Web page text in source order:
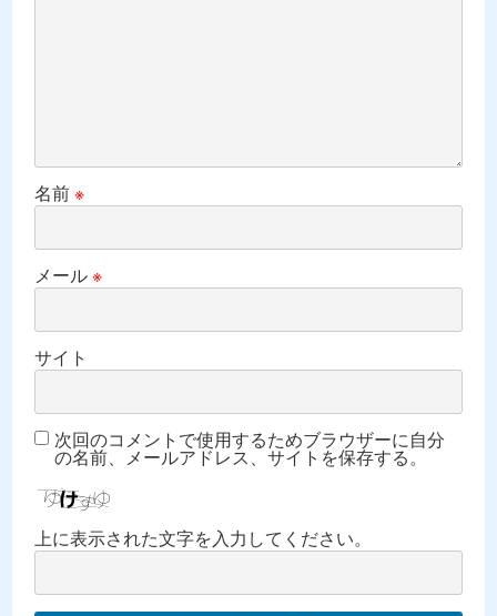
名前※
メール※
サイト
次回のコメントで使用するためブラウザーに自分
の名前、メールアドレス、サイトを保存する。
上に表示された文字を入力してください。